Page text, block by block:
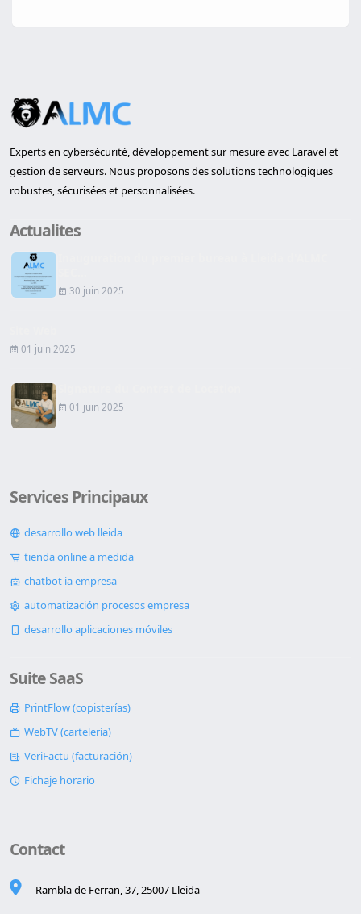
Experts en cybersécurité, développement sur mesure avec Laravel et
gestion de serveurs. Nous proposons des solutions technologiques
robustes, sécurisées et personnalisées.
Actualites
30 juin 2025
01 juin 2025
01 juin 2025
Services Principaux
desarrollo web lleida
tienda online a medida
chatbot ia empresa
automatización procesos empresa
desarrollo aplicaciones móviles
Suite SaaS
PrintFlow (copisterías)
WebTV (cartelería)
VeriFactu (facturación)
Fichaje horario
Contact
Rambla de Ferran, 37, 25007 Lleida